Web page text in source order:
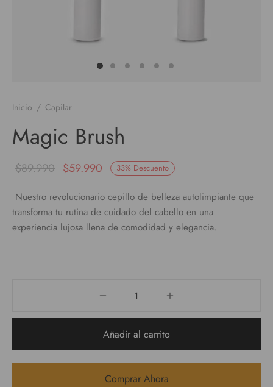
Inicio / Capilar
Magic Brush
33% Descuento
$89.990 $59.990
Nuestro revolucionario cepillo de belleza autolimpiante que
transforma tu rutina de cuidado del cabello en una
experiencia lujosa llena de comodidad y elegancia.
Añadir al carrito
Comprar Ahora